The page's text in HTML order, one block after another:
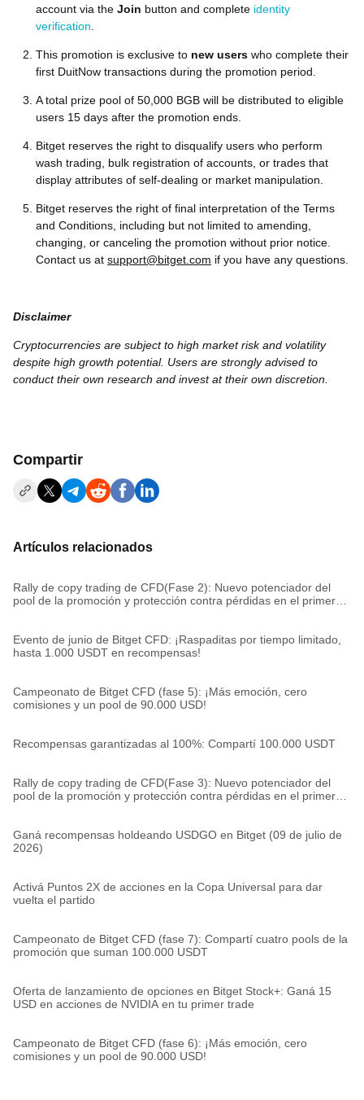
account via the Join button and complete identity
verification.
This promotion is exclusive to new users who complete their
first DuitNow transactions during the promotion period.
A total prize pool of 50,000 BGB will be distributed to eligible
users 15 days after the promotion ends.
Bitget reserves the right to disqualify users who perform
wash trading, bulk registration of accounts, or trades that
display attributes of self-dealing or market manipulation.
Bitget reserves the right of final interpretation of the Terms
and Conditions, including but not limited to amending,
changing, or canceling the promotion without prior notice.
Contact us at support@bitget.com if you have any questions.
Disclaimer
Cryptocurrencies are subject to high market risk and volatility
despite high growth potential. Users are strongly advised to
conduct their own research and invest at their own discretion.
Compartir
Artículos relacionados
Rally de copy trading de CFD(Fase 2): Nuevo potenciador del
pool de la promoción y protección contra pérdidas en el primer
Evento de junio de Bitget CFD: ¡Raspaditas por tiempo limitado,
hasta 1.000 USDT en recompensas!
Campeonato de Bitget CFD (fase 5): ¡Más emoción, cero
comisiones y un pool de 90.000 USD!
Recompensas garantizadas al 100%: Compartí 100.000 USDT
Rally de copy trading de CFD(Fase 3): Nuevo potenciador del
pool de la promoción y protección contra pérdidas en el primer
Ganá recompensas holdeando USDGO en Bitget (09 de julio de
2026)
Activá Puntos 2X de acciones en la Copa Universal para dar
vuelta el partido
Campeonato de Bitget CFD (fase 7): Compartí cuatro pools de la
promoción que suman 100.000 USDT
Oferta de lanzamiento de opciones en Bitget Stock+: Ganá 15
USD en acciones de NVIDIA en tu primer trade
Campeonato de Bitget CFD (fase 6): ¡Más emoción, cero
comisiones y un pool de 90.000 USD!